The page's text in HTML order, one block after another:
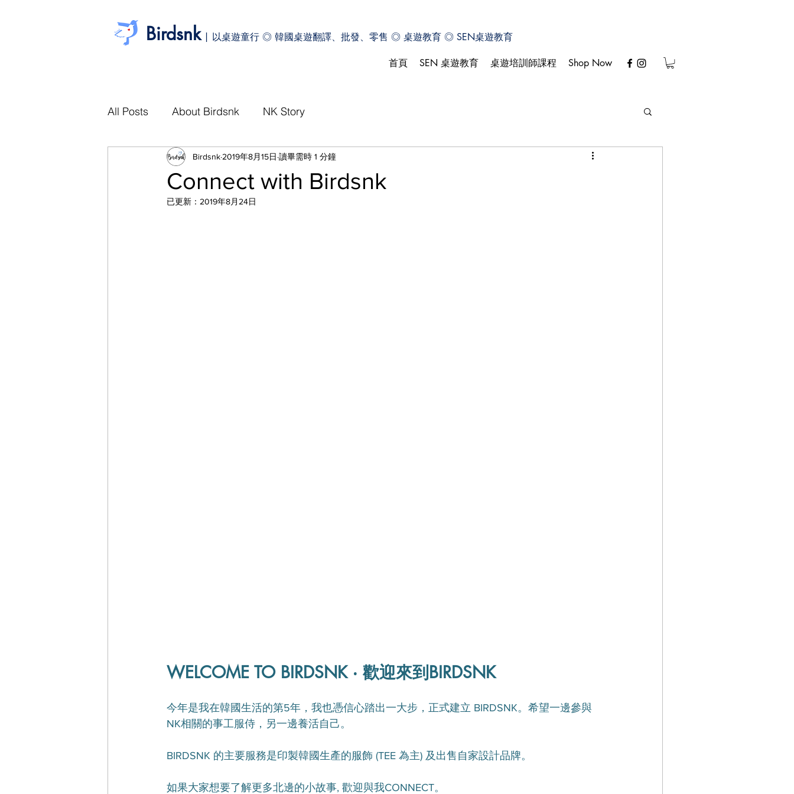
Birdsnk| 以桌遊童行 ◎ 韓國桌遊翻譯、批發、零售 ◎ 桌遊教育 ◎ SEN桌遊教育
首頁 SEN 桌遊教育 桌遊培訓師課程 Shop Now
All Posts About Birdsnk NK Story
Connect with Birdsnk
Birdsnk 2019年8月15日 讀畢需時 1 分鐘
已更新： 2019年8月24日
WELCOME TO BIRDSNK ‧ 歡迎來到BIRDSNK
今年是我在韓國生活的第5年，我也憑信心踏出一大步，正式建立 BIRDSNK。希望一邊參與
NK相關的事工服侍，另一邊養活自己。
BIRDSNK 的主要服務是印製韓國生產的服飾 (TEE 為主) 及出售自家設計品牌。
如果大家想要了解更多北邊的小故事, 歡迎與我CONNECT。